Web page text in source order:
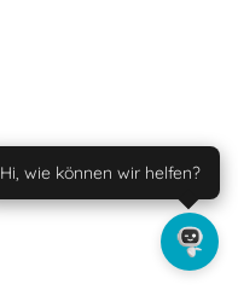
Hi, wie können wir helfen?